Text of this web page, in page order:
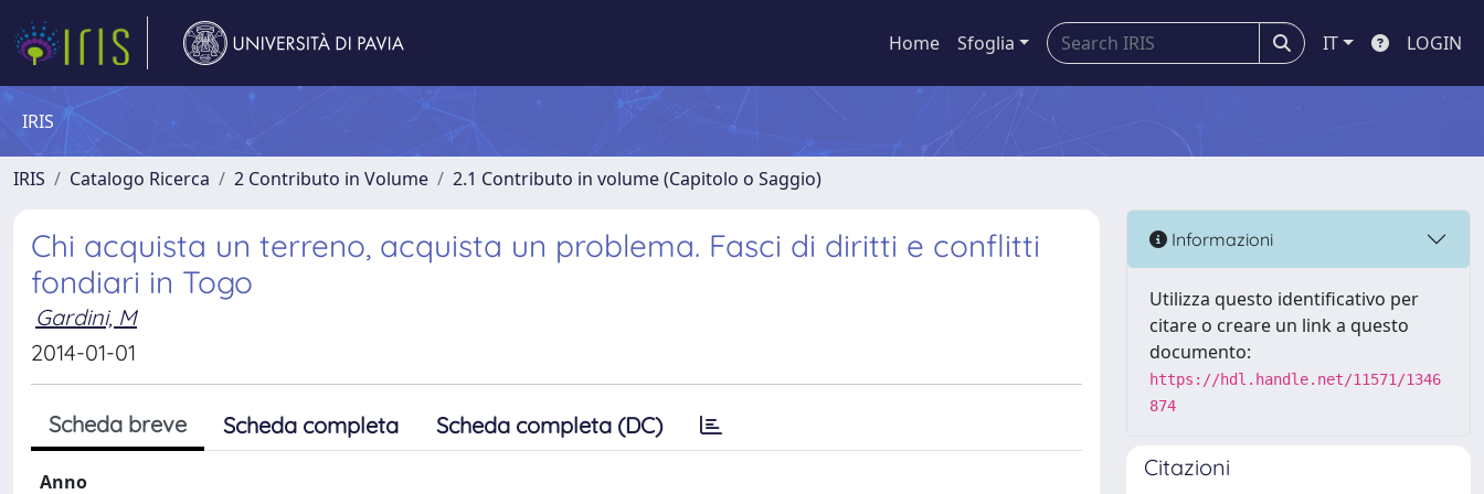
Home Sfoglia IT LOGIN
IRIS
IRIS Catalogo Ricerca 2 Contributo in Volume 2.1 Contributo in volume (Capitolo o Saggio)
Chi acquista un terreno, acquista un problema. Fasci di diritti e conflitti
fondiari in Togo
Gardini, M
2014-01-01
Scheda breve Scheda completa Scheda completa (DC)
Anno
Informazioni
Utilizza questo identificativo per
citare o creare un link a questo
documento:
https://hdl.handle.net/11571/1346
874
Citazioni